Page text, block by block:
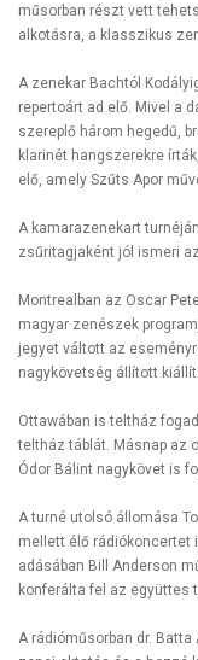
műsorban részt vett
alkotásra, a klasszikus
A zenekar Bachtól
repertoárt ad elő. Mivel a
szereplő három hegedű,
klarinét hangszerekre
elő, amely Szűts Apor
A kamarazenekart
zsűritagjaként jól ismeri
Montrealban az Oscar
magyar zenészek
jegyet váltott az
nagykövetség állított
Ottawában is teltház
teltház táblát. Másnap az
Ódor Bálint nagykövet is
A turné utolsó állomása
mellett élő rádiókoncertet
adásában Bill Anderson
konferálta fel az együttes
A rádióműsorban dr.